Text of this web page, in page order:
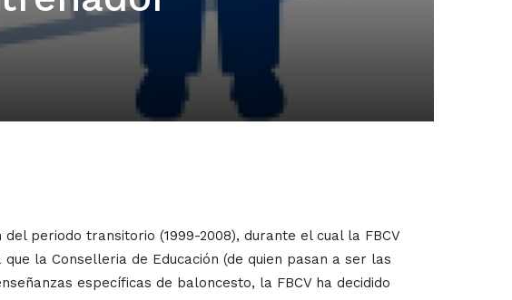
periodo transitorio (1999-2008), durante el cual la FBCV
la Conselleria de Educación (de quien pasan a ser las
específicas de baloncesto, la FBCV ha decidido